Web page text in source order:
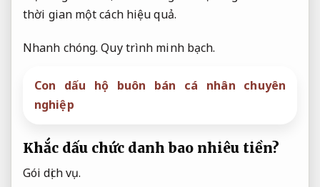
thời gian một cách hiệu quả.
Nhanh chóng. Quy trình minh bạch.
Con dấu hộ buôn bán cá nhân chuyên
nghiệp
Khắc dấu chức danh bao nhiêu tiền?
Gói dịch vụ.